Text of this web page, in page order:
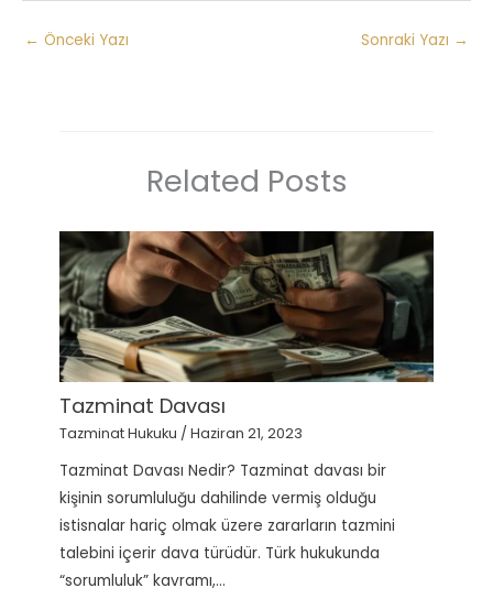
← Önceki Yazı Sonraki Yazı →
Related Posts
Tazminat Davası
Tazminat Hukuku /Haziran 21, 2023
Tazminat Davası Nedir? Tazminat davası bir
kişinin sorumluluğu dahilinde vermiş olduğu
istisnalar hariç olmak üzere zararların tazmini
talebini içerir dava türüdür. Türk hukukunda
“sorumluluk” kavramı,…